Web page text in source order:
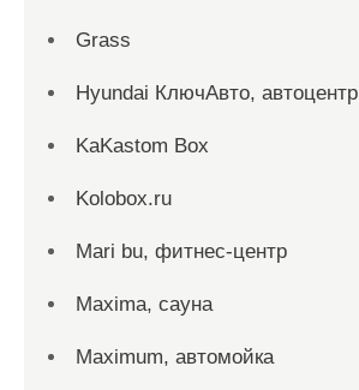
Grass
Hyundai КлючАвто, автоцентр
KaKastom Box
Kolobox.ru
Mari bu, фитнес-центр
Maxima, сауна
Maximum, автомойка